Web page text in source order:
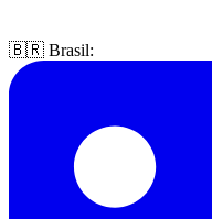
🇧🇷 Brasil: